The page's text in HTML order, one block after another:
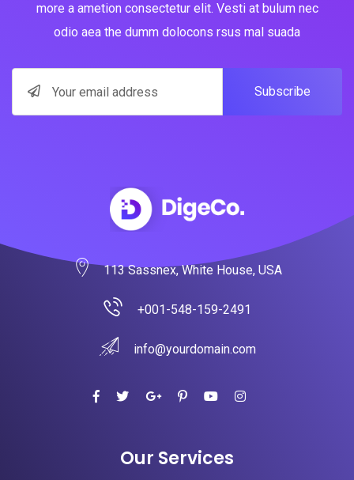
more a ametion consectetur elit. Vesti at bulum nec
odio aea the dumm dolocons rsus mal suada
Subscribe
113 Sassnex, White House, USA
+001-548-159-2491
info@yourdomain.com
Our Services